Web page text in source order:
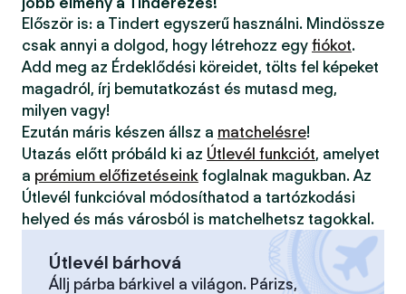
Először is: a Tindert egyszerű használni. Mindössze
csak annyi a dolgod, hogy létrehozz egy fiókot.
Add meg az Érdeklődési köreidet, tölts fel képeket
magadról, írj bemutatkozást és mutasd meg,
milyen vagy!
Ezután máris készen állsz a matchelésre!
Utazás előtt próbáld ki az Útlevél funkciót, amelyet
a prémium előfizetéseink foglalnak magukban. Az
Útlevél funkcióval módosíthatod a tartózkodási
helyed és más városból is matchelhetsz tagokkal.
Útlevél bárhová
Állj párba bárkivel a világon. Párizs,